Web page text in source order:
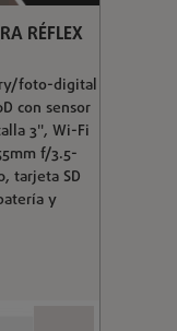
RÉFLEX
foto-digital
con sensor
3", Wi-Fi
f/3.5-
tarjeta SD
y